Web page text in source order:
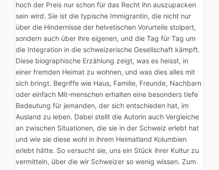
hoch der Preis nur schon für das Recht ihn auszupacken
sein wird. Sie ist die typische Immigrantin, die nicht nur
über die Hindernisse der helvetischen Vorurteile stolpert,
sondern auch über ihre eigenen, und die Tag für Tag um
die Integration in die schweizerische Gesellschaft kämpft.
Diese biographische Erzählung zeigt, was es heisst, in
einer fremden Heimat zu wohnen, und was dies alles mit
sich bringt. Begriffe wie Haus, Familie, Freunde, Nachbarn
oder einfach Mit-menschen erhalten eine besonders tiefe
Bedeutung für jemanden, der sich entschieden hat, im
Ausland zu leben. Dabei stellt die Autorin auch Vergleiche
an zwischen Situationen, die sie in der Schweiz erlebt hat
und wie sie diese wohl in ihrem Heimatland Kolumbien
erlebt hätte. So versucht sie, uns ein Stück ihrer Kultur zu
vermitteln, über die wir Schweizer so wenig wissen. Zum